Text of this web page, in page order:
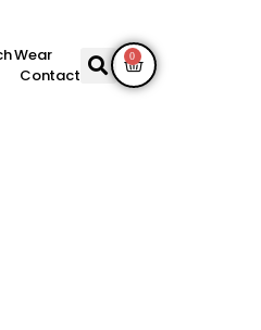
Wear
Contact
0